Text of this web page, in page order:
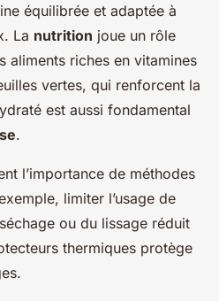
équilibrée et adaptée à
La nutrition joue un rôle
aliments riches en vitamines
vertes, qui renforcent la
est aussi fondamental
.
l’importance de méthodes
limiter l’usage de
ou du lissage réduit
thermiques protège